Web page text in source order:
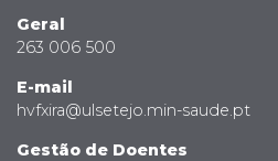
Geral
263 006 500
E-mail
hvfxira@ulsetejo.min-saude.pt
Gestão de Doentes